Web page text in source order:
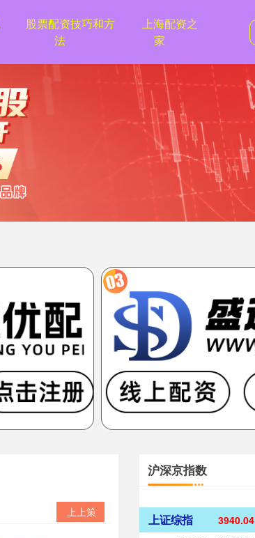
股票配资技巧和方
法
上海配资之
家
上上策
沪深京指数
上证综指 3940.04